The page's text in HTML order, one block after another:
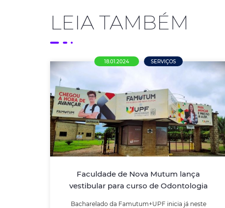
LEIA TAMBÉM
18.01.2024 SERVIÇOS
Faculdade de Nova Mutum lança
vestibular para curso de Odontologia
Bacharelado da Famutum+UPF inicia já neste
Faculdade de Nova Mutum lança
vestibular para curso de
Odontologia
Bacharelado da Famutum+UPF inicia já
dentistas interdisciplinares, com viés